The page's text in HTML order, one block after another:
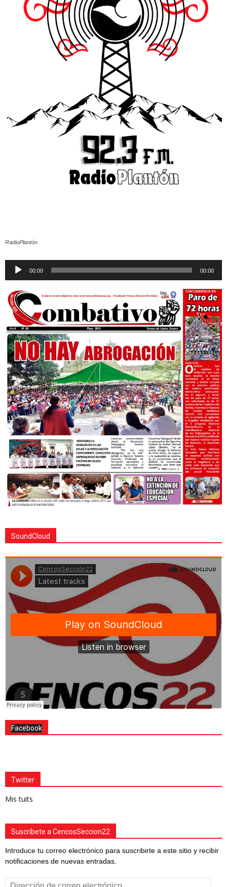
RadioPlantón
Reproductor
00:00 00:00
SoundCloud
Facebook
Twitter
Mis tuits
Suscríbete a CencosSeccion22
Introduce tu correo electrónico para suscribirte a este sitio y recibir
notificaciones de nuevas entradas.
Dirección